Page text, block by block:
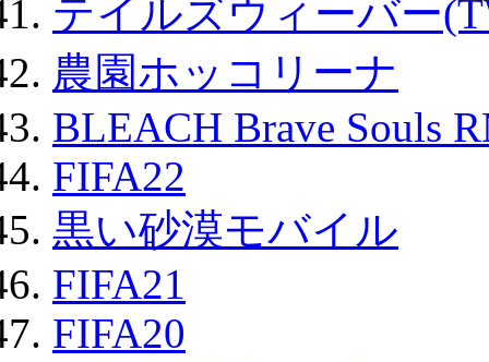
テイルズウィーバー
農園ホッコリーナ
BLEACH Brave Souls
FIFA22
黒い砂漠モバイル
FIFA21
FIFA20